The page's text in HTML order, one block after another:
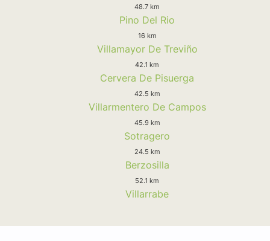
48.7 km
Pino Del Rio
16 km
Villamayor De Treviño
42.1 km
Cervera De Pisuerga
42.5 km
Villarmentero De Campos
45.9 km
Sotragero
24.5 km
Berzosilla
52.1 km
Villarrabe